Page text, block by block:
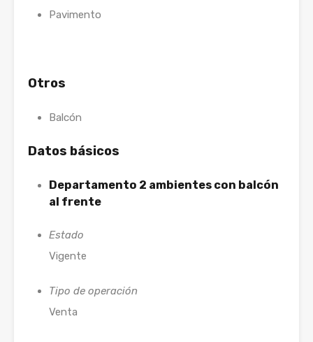
Pavimento
Otros
Balcón
Datos básicos
Departamento 2 ambientes con balcón
al frente
Estado
Vigente
Tipo de operación
Venta